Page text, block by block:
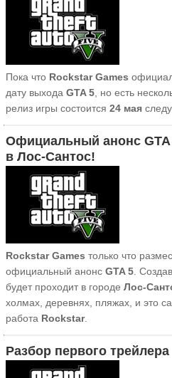
Пока что Rockstar Games
дату выхода GTA 5 , но есть
релиз игры состоится 24 мая
Официальный анонс
в Лос-Сантос!
Rockstar Games только что
официальный анонс GTA 5 .
будет проходит в городе Лос-
холмах, деревнях, пляжах, и это
работа Rockstar.
Разбор первого трейлера